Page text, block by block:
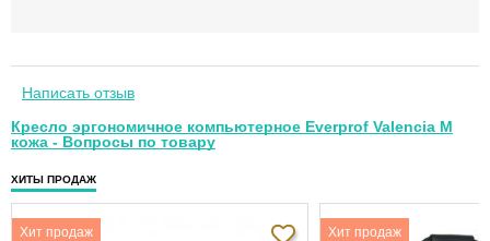
Написать отзыв
Кресло эргономичное компьютерное Everprof Valencia M
кожа - Вопросы по товару
ХИТЫ ПРОДАЖ
Хит продаж Хит продаж